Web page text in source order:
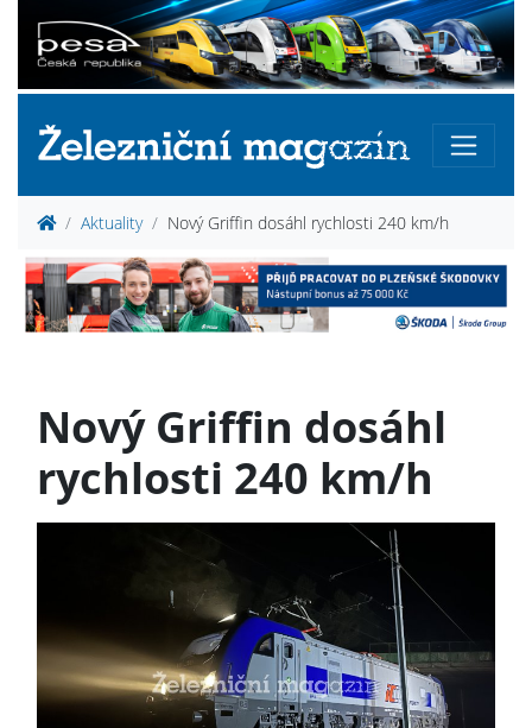
Aktuality Nový Griffin dosáhl rychlosti 240 km/h
Nový Griffin dosáhl
rychlosti 240 km/h